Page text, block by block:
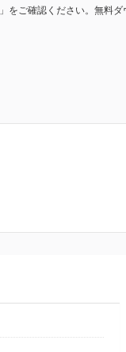
」をご確認ください。無料ダ